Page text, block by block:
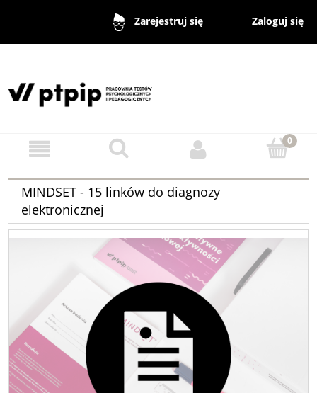
Zarejestruj się Zaloguj się
MINDSET - 15 linków do diagnozy
elektronicznej